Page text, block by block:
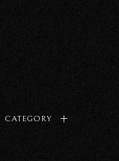
CATEGORY